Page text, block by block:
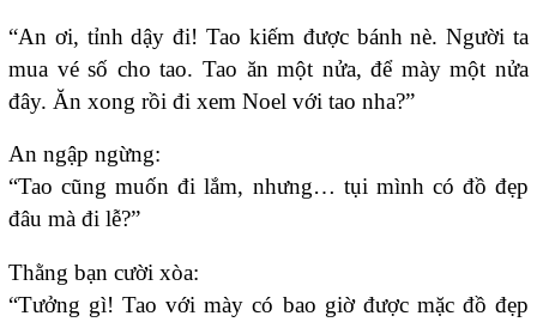
“An ơi, tỉnh dậy đi! Tao kiếm được bánh nè. Người ta
mua vé số cho tao. Tao ăn một nửa, để mày một nửa
đây. Ăn xong rồi đi xem Noel với tao nha?”
An ngập ngừng:
“Tao cũng muốn đi lắm, nhưng… tụi mình có đồ đẹp
đâu mà đi lễ?”
Thằng bạn cười xòa:
“Tưởng gì! Tao với mày có bao giờ được mặc đồ đẹp